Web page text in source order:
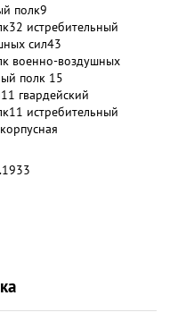
полк9
32 истребительный
сил43
военно-воздушных
полк 15
11 гвардейский
11 истребительный